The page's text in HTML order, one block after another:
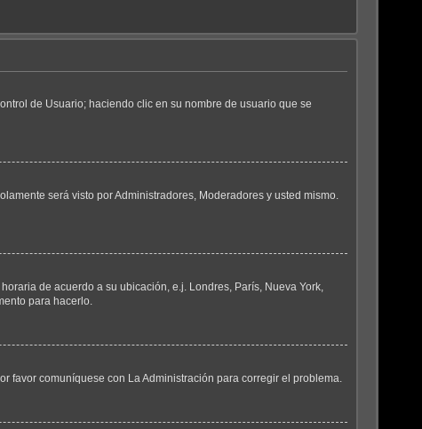
de Usuario; haciendo clic en su nombre de usuario que se
será visto por Administradores, Moderadores y usted mismo.
de acuerdo a su ubicación, e.j. Londres, París, Nueva York,
para hacerlo.
favor comuníquese con La Administración para corregir el problema.